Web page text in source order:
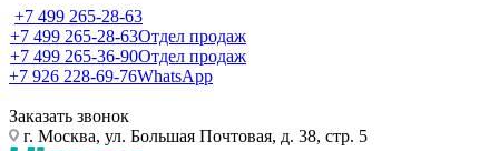
+7 499 265-28-63
+7 499 265-28-63Отдел продаж
+7 499 265-36-90Отдел продаж
+7 926 228-69-76WhatsApp
Заказать звонок
г. Москва, ул. Большая Почтовая, д. 38, стр. 5